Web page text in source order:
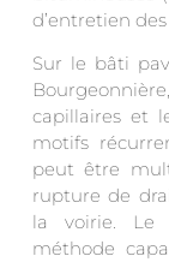
d’entretien
Sur le bâti
capillaires et
motifs
peut être
rupture de
la voirie. Le
méthode